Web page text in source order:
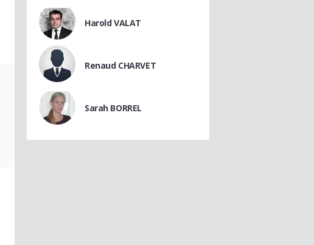
Harold VALAT
Renaud CHARVET
Sarah BORREL